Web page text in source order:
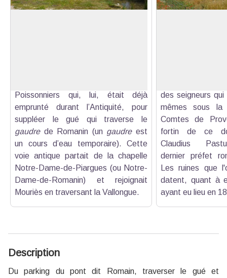
Poissonniers qui, lui, était déjà
emprunté durant l’Antiquité, pour
suppléer le gué qui traverse le
gaudrede Romanin (un gaudreest
un cours d’eau temporaire). Cette
voie antique partait de la chapelle
Notre-Dame-de-Piargues (ou Notre-
Dame-de-Romanin) et rejoignait
Mouriès en traversant la Vallongue.
des seigneurs
mêmes sous la
Comtes de
fortin de ce
Claudius
dernier préfet
Les ruines que
datent, quant à
ayant eu lieu en
Description
Du parking du pont dit Romain, traverser le gué et